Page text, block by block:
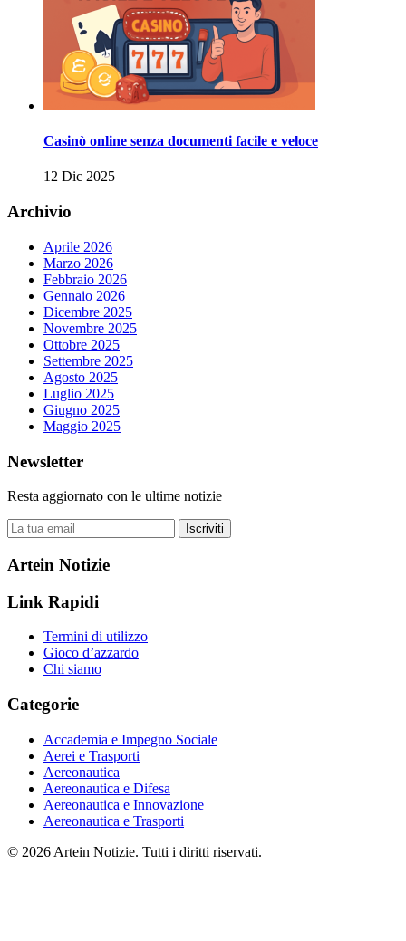
Casinò online senza documenti facile e veloce
12 Dic 2025
Archivio
Aprile 2026
Marzo 2026
Febbraio 2026
Gennaio 2026
Dicembre 2025
Novembre 2025
Ottobre 2025
Settembre 2025
Agosto 2025
Luglio 2025
Giugno 2025
Maggio 2025
Newsletter
Resta aggiornato con le ultime notizie
Iscriviti
Artein Notizie
Link Rapidi
Termini di utilizzo
Gioco d’azzardo
Chi siamo
Categorie
Accademia e Impegno Sociale
Aerei e Trasporti
Aereonautica
Aereonautica e Difesa
Aereonautica e Innovazione
Aereonautica e Trasporti
© 2026 Artein Notizie. Tutti i diritti riservati.